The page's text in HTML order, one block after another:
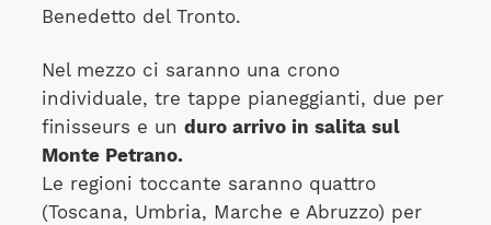
Benedetto del Tronto.
Nel mezzo ci saranno una crono
individuale, tre tappe pianeggianti, due per
finisseurs e un duro arrivo in salita sul
Monte Petrano.
Le regioni toccante saranno quattro
(Toscana, Umbria, Marche e Abruzzo) per